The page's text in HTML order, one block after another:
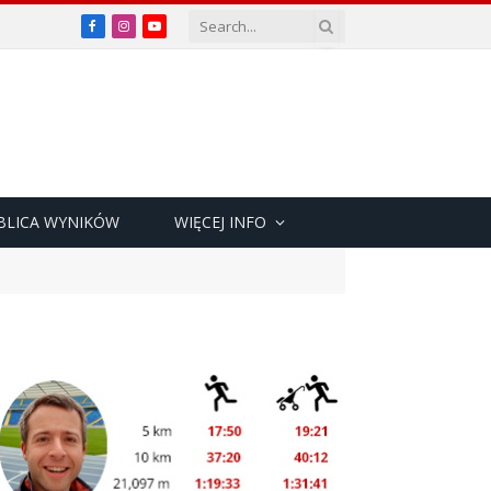
Facebook
InstagramYouTube
WYNIKÓW WIĘCEJ INFO